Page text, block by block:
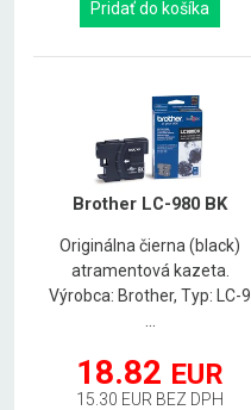
Pridať do košíka
Brother LC-980 BK
Originálna čierna (black)
atramentová kazeta.
Výrobca: Brother, Typ: LC-9
18.82 EUR
15.30 EUR BEZ DPH